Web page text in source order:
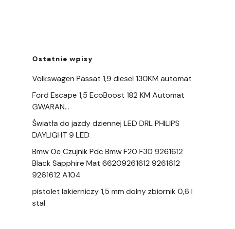
Ostatnie wpisy
Volkswagen Passat 1,9 diesel 130KM automat
Ford Escape 1,5 EcoBoost 182 KM Automat
GWARAN…
Światła do jazdy dziennej LED DRL PHILIPS
DAYLIGHT 9 LED
Bmw Oe Czujnik Pdc Bmw F20 F30 9261612
Black Sapphire Mat 66209261612 9261612
9261612 A104
pistolet lakierniczy 1,5 mm dolny zbiornik 0,6 l
stal